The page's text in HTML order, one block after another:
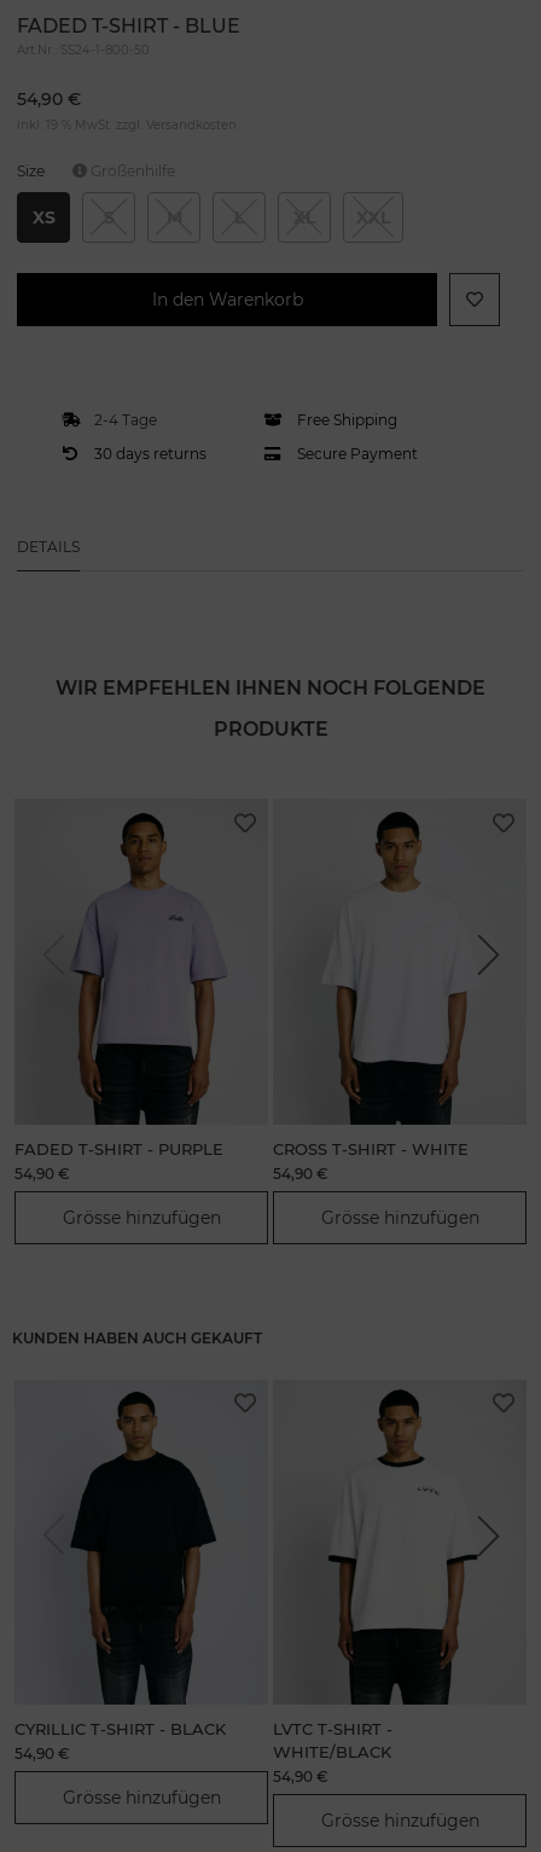
FADED T-SHIRT - BLUE
Art.Nr.: SS24-1-800-50
54,90 €
inkl. 19 % MwSt. zzgl. Versandkosten
Size Größenhilfe
XS
In den Warenkorb
2-4 Tage
Free Shipping
30 days returns
Secure Payment
DETAILS
WIR EMPFEHLEN IHNEN NOCH FOLGENDE
PRODUKTE
Previous
FADED T-SHIRT - PURPLE
54,90 €
Grösse hinzufügen
CROSS T-SHIRT - WHITE
54,90 €
Grösse hinzufügen
Next
KUNDEN HABEN AUCH GEKAUFT
Previous
CYRILLIC T-SHIRT - BLACK
54,90 €
Grösse hinzufügen
LVTC T-SHIRT -
WHITE/BLACK
54,90 €
Grösse hinzufügen
Next